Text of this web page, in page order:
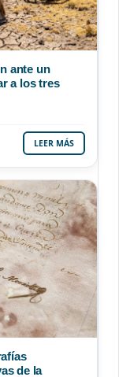
ante un
a los tres
LEER MÁS
de la